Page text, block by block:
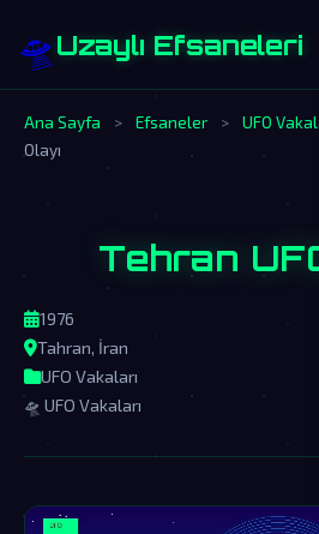
🛸Uzaylı Efsaneleri
Ana Sayfa > Efsaneler > UFO
Olayı
Tehran
1976
Tahran, İran
UFO Vakaları
🛸 UFO Vakaları